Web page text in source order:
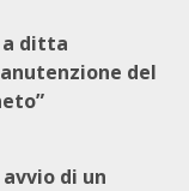
a ditta
del
avvio di un